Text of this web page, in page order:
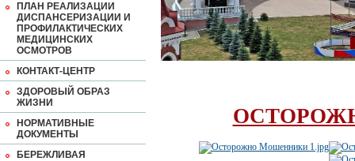
ПЛАН РЕАЛИЗАЦИИ
ДИСПАНСЕРИЗАЦИИ И
ПРОФИЛАКТИЧЕСКИХ
МЕДИЦИНСКИХ
ОСМОТРОВ
КОНТАКТ-ЦЕНТР
ЗДОРОВЫЙ ОБРАЗ
ЖИЗНИ
НОРМАТИВНЫЕ
ДОКУМЕНТЫ
БЕРЕЖЛИВАЯ